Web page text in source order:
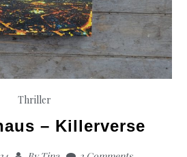
Thriller
– Killerverse